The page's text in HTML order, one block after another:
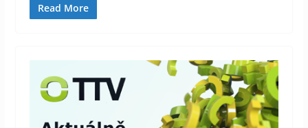
Read More